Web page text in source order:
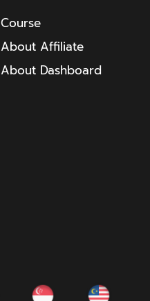
Course
About Affiliate
About Dashboard